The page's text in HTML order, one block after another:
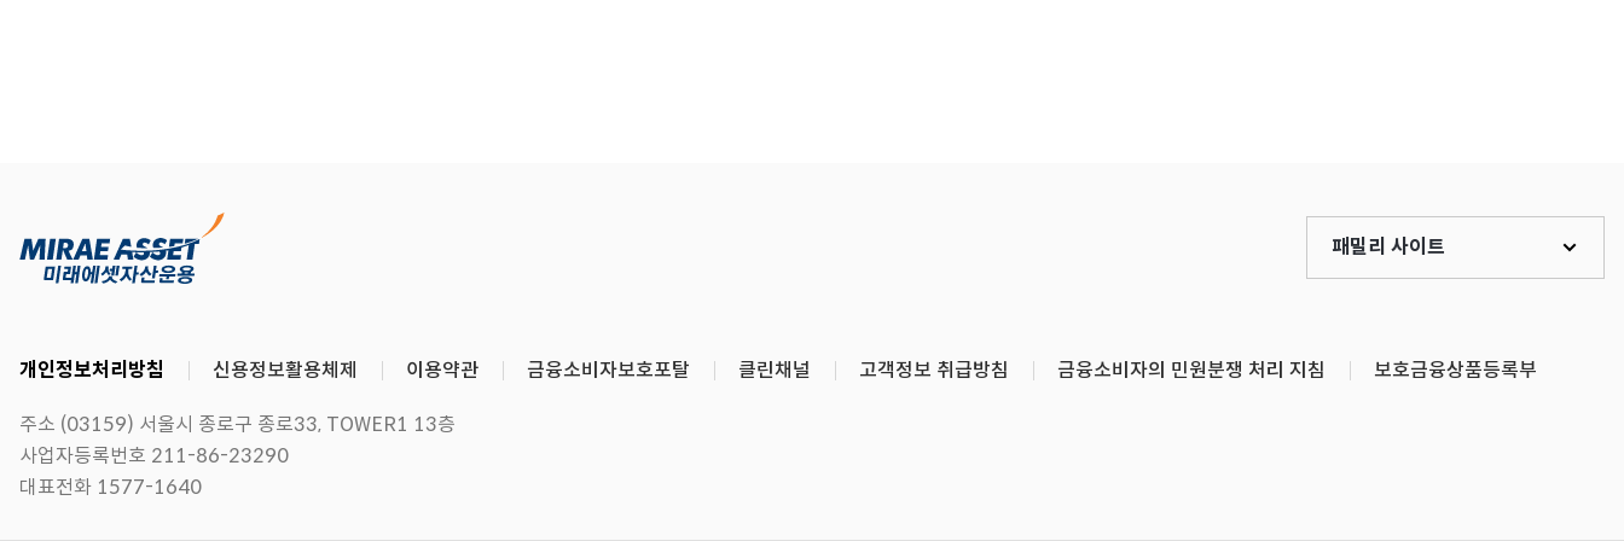
개인정보처리방침 신용정보활용체제 이용약관 금융소비자보호포탈 클린채널 고객정보 취급방침 금융소비자의 민원분쟁 처리 지침 보호금융상품등록부
패밀리 사이트
주소 (03159) 서울시 종로구 종로33, TOWER1 13층
사업자등록번호 211-86-23290
대표전화 1577-1640